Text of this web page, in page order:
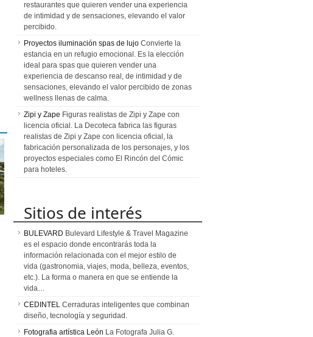
restaurantes que quieren vender una experiencia
de intimidad y de sensaciones, elevando el valor
percibido.
Proyectos iluminación spas de lujo Convierte la
estancia en un refugio emocional. Es la elección
ideal para spas que quieren vender una
experiencia de descanso real, de intimidad y de
sensaciones, elevando el valor percibido de zonas
wellness llenas de calma.
Zipi y Zape Figuras realistas de Zipi y Zape con
licencia oficial. La Decoteca fabrica las figuras
realistas de Zipi y Zape con licencia oficial, la
fabricación personalizada de los personajes, y los
proyectos especiales como El Rincón del Cómic
para hoteles.
Sitios de interés
BULEVARD Bulevard Lifestyle & Travel Magazine
es el espacio donde encontrarás toda la
información relacionada con el mejor estilo de
vida (gastronomia, viajes, moda, belleza, eventos,
etc.). La forma o manera en que se entiende la
vida…
CEDINTEL Cerraduras inteligentes que combinan
diseño, tecnología y seguridad.
Fotografia artística León La Fotografa Julia G.